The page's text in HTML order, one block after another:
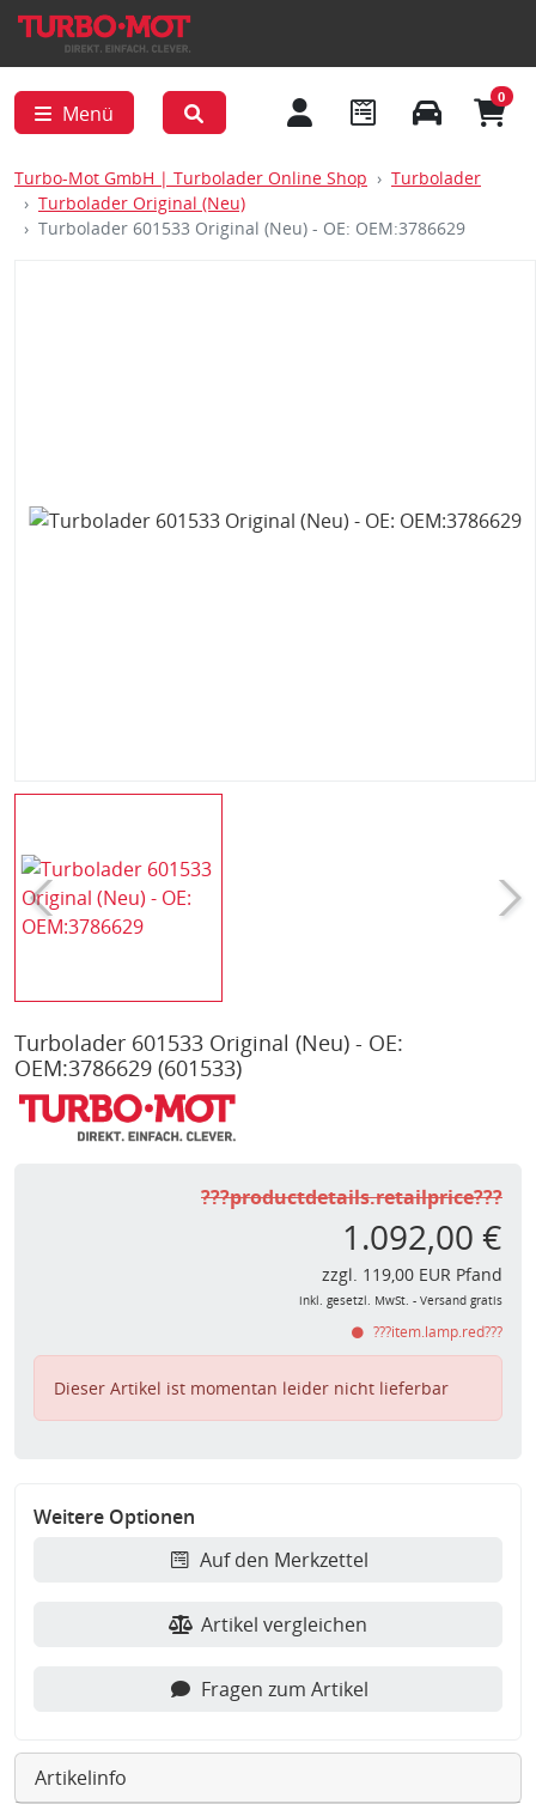
Menü
0
Turbo-Mot GmbH | Turbolader Online Shop
Turbolader
Turbolader Original (Neu)
Turbolader 601533 Original (Neu) - OE: OEM:3786629
Turbolader 601533 Original (Neu) - OE:
OEM:3786629 (601533)
???productdetails.retailprice???
1.092,00 €
zzgl. 119,00 EUR Pfand
inkl. gesetzl. MwSt. - Versand gratis
???item.lamp.red???
Dieser Artikel ist momentan leider nicht lieferbar
Weitere Optionen
Auf den Merkzettel
Artikel vergleichen
Fragen zum Artikel
Artikelinfo